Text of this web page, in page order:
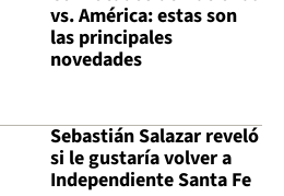
vs. América: estas son
las principales
novedades
Sebastián Salazar reveló
si le gustaría volver a
Independiente Santa Fe